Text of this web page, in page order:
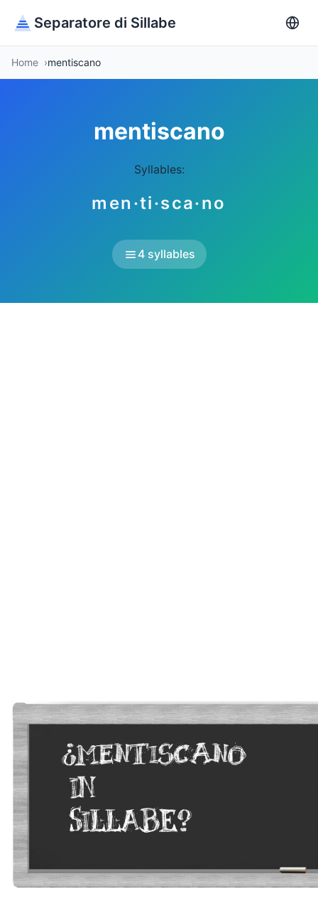
Separatore di Sillabe
Home mentiscano
mentiscano
Syllables:
men·ti·sca·no
4 syllables